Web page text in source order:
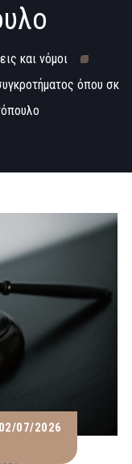
και νόμοι
όπου σκ
02/07/2026